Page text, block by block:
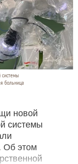
системы
больница
новой
системы
Об этом